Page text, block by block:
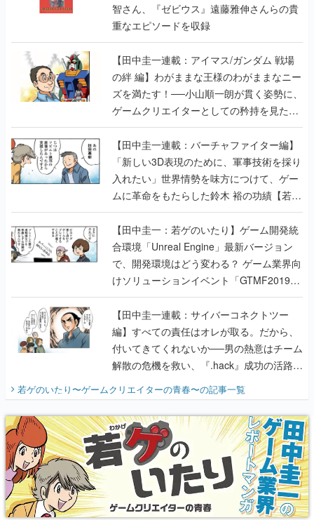
智さん、『ゼビウス』遠藤雅伸さんらの貴
重なエピソードを収録
【田中圭一連載：アイマス/ガンダム 戦場
の絆 編】わがままな王様のわがままなニー
ズを満たす！──小山順一朗が貫く姿勢に、
ゲームクリエイターとしての矜持を見た
【若ゲのいたり最終回】
【田中圭一連載：バーチャファイター編】
「新しい3D表現のために、軍事技術を採り
入れたい」世界情勢を味方につけて、ゲー
ムに革命をもたらした鈴木 裕の功績【若ゲ
のいたり】
【田中圭一：若ゲのいたり】ゲーム開発統
合環境「Unreal Engine」最新バージョン
で、開発環境はどう変わる？ ゲーム業界向
けソリューションイベント「GTMF2019」
に行って、より理解を深めよう【PR】
【田中圭一連載：サイバーコネクトツー
編】すべての責任はオレが取る。だから、
付いてきてくれないか──男の熱意はチーム
解散の危機を救い、『.hack』成功の活路を
『少年ジャンプ』色だった【若ゲのいた
り】
若ゲのいたり〜ゲームクリエイターの青春〜の記事一覧